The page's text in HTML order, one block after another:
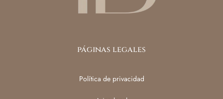
páginas legales
Política de privacidad